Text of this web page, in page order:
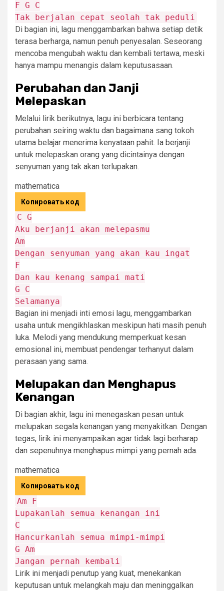
F G
C
Tak
berjalan cepat seolah tak
peduli
Di bagian ini, lagu menggambarkan bahwa setiap detik
terasa berharga, namun penuh penyesalan. Seseorang
mencoba mengubah waktu dan kembali tertawa, meski
hanya mampu menangis dalam keputusasaan.
Perubahan dan Janji
Melepaskan
Melalui lirik berikutnya, lagu ini berbicara tentang
perubahan seiring waktu dan bagaimana sang tokoh
utama belajar menerima kenyataan pahit. Ia berjanji
untuk melepaskan orang yang dicintainya dengan
senyuman yang tak akan terlupakan.
mathematica
Копировать код
C G
Aku
berjanji akan melepasmu
Am
Dengan
senyuman yang akan kau
ingat
F
Dan
kau kenang sampai mati
G
C
Selamanya
Bagian ini menjadi inti emosi lagu, menggambarkan
usaha untuk mengikhlaskan meskipun hati masih penuh
luka. Melodi yang mendukung memperkuat kesan
emosional ini, membuat pendengar terhanyut dalam
perasaan yang sama.
Melupakan dan Menghapus
Kenangan
Di bagian akhir, lagu ini menegaskan pesan untuk
melupakan segala kenangan yang menyakitkan. Dengan
tegas, lirik ini menyampaikan agar tidak lagi berharap
dan sepenuhnya menghapus mimpi yang pernah ada.
mathematica
Копировать код
Am
F
Lupakanlah
semua kenangan
ini
C
Hancurkanlah
semua mimpi-mimpi
G Am
Jangan
pernah
kembali
Lirik ini menjadi penutup yang kuat, menekankan
keputusan untuk melangkah maju dan meninggalkan